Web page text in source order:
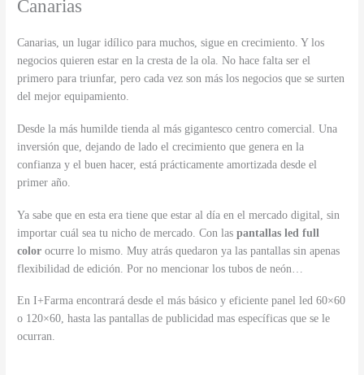
Canarias
Canarias, un lugar idílico para muchos, sigue en crecimiento. Y los
negocios quieren estar en la cresta de la ola. No hace falta ser el
primero para triunfar, pero cada vez son más los negocios que se surten
del mejor equipamiento.
Desde la más humilde tienda al más gigantesco centro comercial. Una
inversión que, dejando de lado el crecimiento que genera en la
confianza y el buen hacer, está prácticamente amortizada desde el
primer año.
Ya sabe que en esta era tiene que estar al día en el mercado digital, sin
importar cuál sea tu nicho de mercado. Con laspantallas led full
color ocurre lo mismo. Muy atrás quedaron ya las pantallas sin apenas
flexibilidad de edición. Por no mencionar los tubos de neón…
En I+Farma encontrará desde el más básico y eficiente panel led 60×60
o 120×60, hasta las pantallas de publicidad mas específicas que se le
ocurran.